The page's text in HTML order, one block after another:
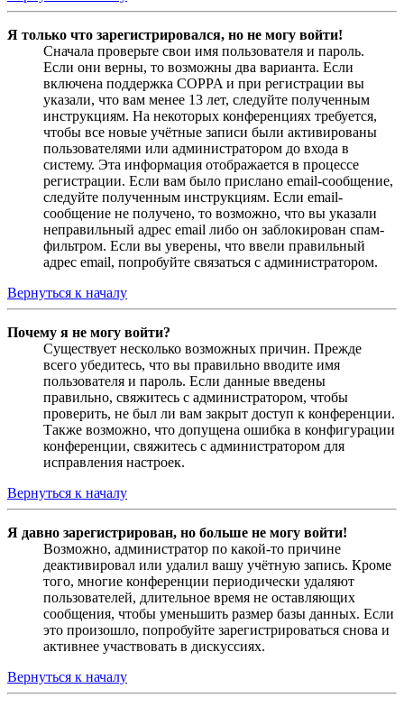
Я только что зарегистрировался, но не могу войти!
Сначала проверьте свои имя пользователя и пароль.
Если они верны, то возможны два варианта. Если
включена поддержка COPPA и при регистрации вы
указали, что вам менее 13 лет, следуйте полученным
инструкциям. На некоторых конференциях требуется,
чтобы все новые учётные записи были активированы
пользователями или администратором до входа в
систему. Эта информация отображается в процессе
регистрации. Если вам было прислано email-сообщение,
следуйте полученным инструкциям. Если email-
сообщение не получено, то возможно, что вы указали
неправильный адрес email либо он заблокирован спам-
фильтром. Если вы уверены, что ввели правильный
адрес email, попробуйте связаться с администратором.
Вернуться к началу
Почему я не могу войти?
Существует несколько возможных причин. Прежде
всего убедитесь, что вы правильно вводите имя
пользователя и пароль. Если данные введены
правильно, свяжитесь с администратором, чтобы
проверить, не был ли вам закрыт доступ к конференции.
Также возможно, что допущена ошибка в конфигурации
конференции, свяжитесь с администратором для
исправления настроек.
Вернуться к началу
Я давно зарегистрирован, но больше не могу войти!
Возможно, администратор по какой-то причине
деактивировал или удалил вашу учётную запись. Кроме
того, многие конференции периодически удаляют
пользователей, длительное время не оставляющих
сообщения, чтобы уменьшить размер базы данных. Если
это произошло, попробуйте зарегистрироваться снова и
активнее участвовать в дискуссиях.
Вернуться к началу